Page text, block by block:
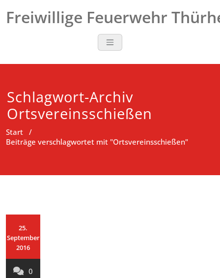
Inhalt
Freiwillige Feuerwehr
Schlagwort-Archiv
Ortsvereinsschießen
Start /
Beiträge verschlagwortet mit "Ortsvereinsschießen"
25.
September
2016
0